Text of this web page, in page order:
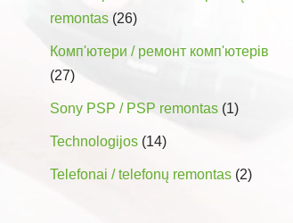
remontas (26)
Комп'ютери / ремонт комп'ютерів
(27)
Sony PSP / PSP remontas (1)
Technologijos (14)
Telefonai / telefonų remontas (2)